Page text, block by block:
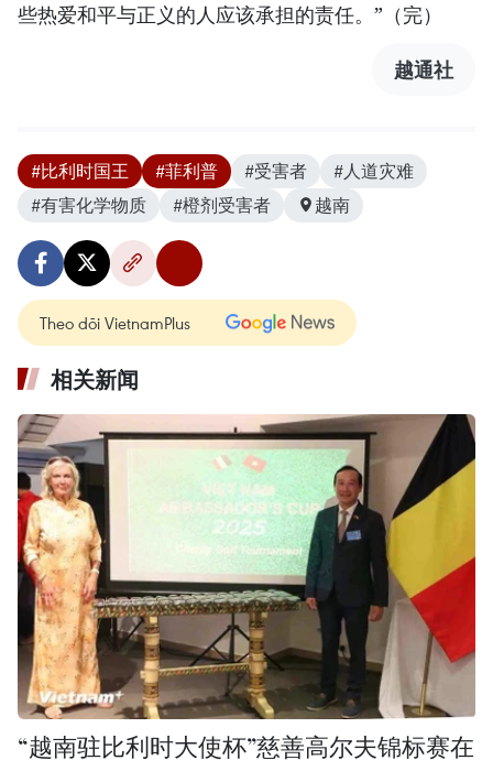
些热爱和平与正义的人应该承担的责任。”（完）
越通社
#比利时国王 #菲利普 #受害者
#人道灾难
#有害化学物质
#橙剂受害者 越南
Theo dõi VietnamPlus
相关新闻
“越南驻比利时大使杯”慈善高尔夫锦标赛在